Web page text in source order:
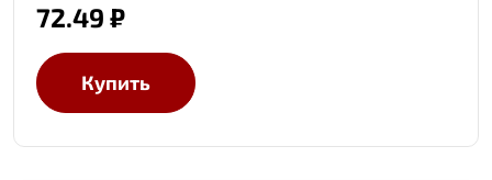
72.49 ₽
Купить